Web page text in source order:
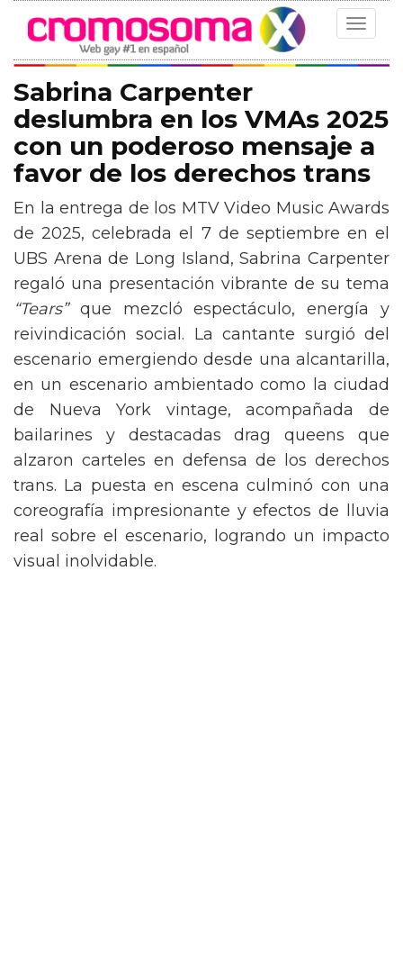
Toggle
Sabrina Carpenter
deslumbra en los VMAs 2025
con un poderoso mensaje a
favor de los derechos trans
En la entrega de los MTV Video Music Awards
de 2025, celebrada el 7 de septiembre en el
UBS Arena de Long Island, Sabrina Carpenter
regaló una presentación vibrante de su tema
“Tears”que mezcló espectáculo, energía y
reivindicación social. La cantante surgió del
escenario emergiendo desde una alcantarilla,
en un escenario ambientado como la ciudad
de Nueva York vintage, acompañada de
bailarines y destacadas drag queens que
alzaron carteles en defensa de los derechos
trans. La puesta en escena culminó con una
coreografía impresionante y efectos de lluvia
real sobre el escenario, logrando un impacto
visual inolvidable.